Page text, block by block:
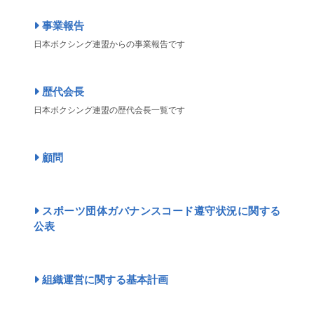
事業報告
日本ボクシング連盟からの事業報告です
歴代会長
日本ボクシング連盟の歴代会長一覧です
顧問
スポーツ団体ガバナンスコード遵守状況に関する
公表
組織運営に関する基本計画